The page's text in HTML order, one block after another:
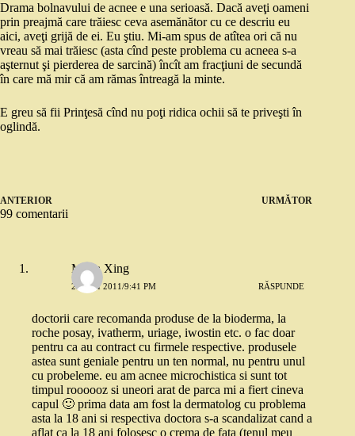
Drama bolnavului de acnee e una serioasă. Dacă aveţi oameni
prin preajmă care trăiesc ceva asemănător cu ce descriu eu
aici, aveţi grijă de ei. Eu ştiu. Mi-am spus de atîtea ori că nu
vreau să mai trăiesc (asta cînd peste problema cu acneea s-a
aşternut şi pierderea de sarcină) încît am fracţiuni de secundă
în care mă mir că am rămas întreagă la minte.
E greu să fii Prinţesă cînd nu poţi ridica ochii să te priveşti în
oglindă.
ANTERIOR URMĂTOR
99 comentarii
Maria Xing
23 MAI 2011/9:41 PM RĂSPUNDE
doctorii care recomanda produse de la bioderma, la
roche posay, ivatherm, uriage, iwostin etc. o fac doar
pentru ca au contract cu firmele respective. produsele
astea sunt geniale pentru un ten normal, nu pentru unul
cu probeleme. eu am acnee microchistica si sunt tot
timpul roooooz si uneori arat de parca mi a fiert cineva
capul 🙂 prima data am fost la dermatolog cu problema
asta la 18 ani si respectiva doctora s-a scandalizat cand a
aflat ca la 18 ani folosesc o crema de fata (tenul meu